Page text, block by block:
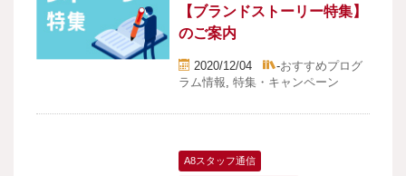
【ブランドストーリー特集】
のご案内
2020/12/04 -おすすめプログ
ラム情報,特集・キャンペーン
A8スタッフ通信